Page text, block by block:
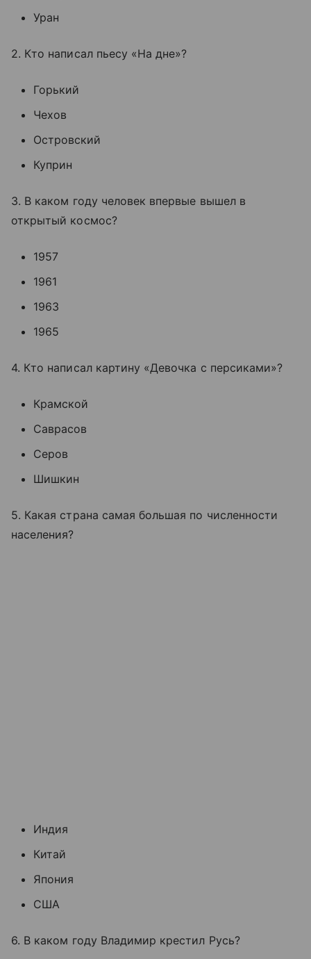
Уран
2. Кто написал пьесу «На дне»?
Горький
Чехов
Островский
Куприн
3. В каком году человек впервые вышел в
открытый космос?
1957
1961
1963
1965
4. Кто написал картину «Девочка с персиками»?
Крамской
Саврасов
Серов
Шишкин
5. Какая страна самая большая по численности
населения?
Индия
Китай
Япония
США
6. В каком году Владимир крестил Русь?